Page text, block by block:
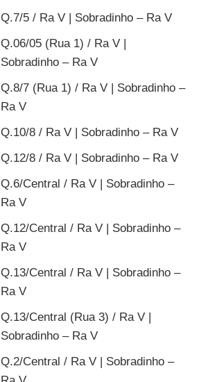
Q.7/5 / Ra V | Sobradinho – Ra V
Q.06/05 (Rua 1) / Ra V |
Sobradinho – Ra V
Q.8/7 (Rua 1) / Ra V | Sobradinho –
Ra V
Q.10/8 / Ra V | Sobradinho – Ra V
Q.12/8 / Ra V | Sobradinho – Ra V
Q.6/Central / Ra V | Sobradinho –
Ra V
Q.12/Central / Ra V | Sobradinho –
Ra V
Q.13/Central / Ra V | Sobradinho –
Ra V
Q.13/Central (Rua 3) / Ra V |
Sobradinho – Ra V
Q.2/Central / Ra V | Sobradinho –